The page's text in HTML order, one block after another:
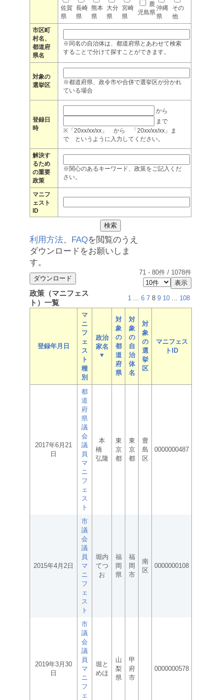
佐賀
県
長崎
県
熊本
県
大分
県
宮崎
県
鹿
児島県
沖縄
県
その
他
市区町
村名、
都道府
県名
※同名の自治体は、都道府県とあわせて検索
することで分けて探すことができます。
対象の
選挙区
※都道府県、政令市や合併で選挙区が分かれ
ている場合
登録日
時
から
まで
※「20xx/xx/xx」 から 「20xx/xx/xx」ま
で というように入力してください。
解決す
るため
の重要
政策
※関心のあるキーワード、政策をご記入くだ
さい。
マニフ
ェスト
ID
利用方法、 FAQを閲覧のうえ
ダウンロードをお願いしま
す。
71 - 80件 / 1078件
政策（マニフェス
ト）一覧
1 ... 6 7 8 9 10 ... 108
登録年月日
マ
ニ
フ
ェ
ス
ト
種
別
政治
家名
▼
対
象
の
都
道
府
県
対
象
の
自
治
体
名
対
象
の
選
挙
区
マニフェス
トID
2017年6月21
日
都
道
府
県
議
会
議
員
マ
ニ
フ
ェ
ス
ト
本
橋
弘隆
東
京
都
東
京
都
豊
島
区
0000000487
2015年4月2日
市
議
会
議
員
マ
ニ
フ
ェ
ス
ト
堀内
てつ
お
福
岡
県
福
岡
市
南
区
0000000108
2019年3月30
日
市
議
会
議
員
マ
ニ
フ
ェ
堀と
めほ
山
梨
県
甲
府
市
0000000578